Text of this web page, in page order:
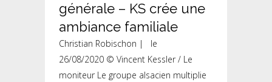
générale – KS crée une
ambiance familiale
Christian Robischon | le
26/08/2020 © Vincent Kessler / Le
moniteur Le groupe alsacien multiplie